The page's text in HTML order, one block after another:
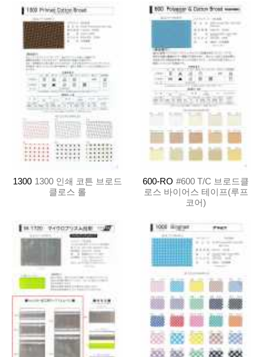
1300 1300 인쇄 코튼 브로드
클로스 롤
600-RO #600 T/C 브로드클
로스 바이어스 테이프(루프
코어)